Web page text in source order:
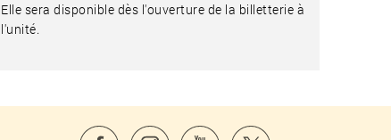
Elle sera disponible dès l'ouverture de la billetterie à
l'unité.